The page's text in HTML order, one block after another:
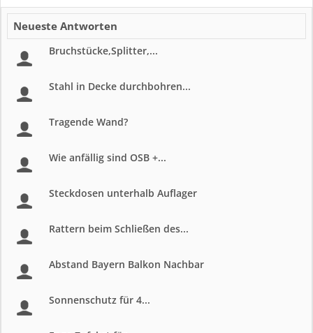
Neueste Antworten
Bruchstücke,Splitter,...
Stahl in Decke durchbohren...
Tragende Wand?
Wie anfällig sind OSB +...
Steckdosen unterhalb Auflager
Rattern beim Schließen des...
Abstand Bayern Balkon Nachbar
Sonnenschutz für 4...